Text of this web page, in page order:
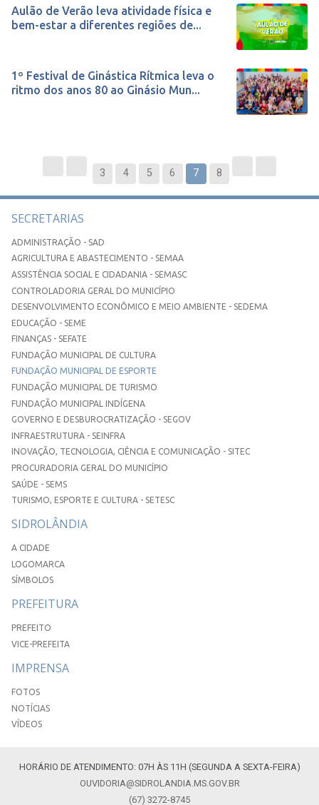
Aulão de Verão leva atividade física e
bem-estar a diferentes regiões de...
1º Festival de Ginástica Rítmica leva o
ritmo dos anos 80 ao Ginásio Mun...
3 4 5 6 7 8
SECRETARIAS
ADMINISTRAÇÃO - SAD
AGRICULTURA E ABASTECIMENTO - SEMAA
ASSISTÊNCIA SOCIAL E CIDADANIA - SEMASC
CONTROLADORIA GERAL DO MUNICÍPIO
DESENVOLVIMENTO ECONÔMICO E MEIO AMBIENTE - SEDEMA
EDUCAÇÃO - SEME
FINANÇAS - SEFATE
FUNDAÇÃO MUNICIPAL DE CULTURA
FUNDAÇÃO MUNICIPAL DE ESPORTE
FUNDAÇÃO MUNICIPAL DE TURISMO
FUNDAÇÃO MUNICIPAL INDÍGENA
GOVERNO E DESBUROCRATIZAÇÃO - SEGOV
INFRAESTRUTURA - SEINFRA
INOVAÇÃO, TECNOLOGIA, CIÊNCIA E COMUNICAÇÃO - SITEC
PROCURADORIA GERAL DO MUNICÍPIO
SAÚDE - SEMS
TURISMO, ESPORTE E CULTURA - SETESC
SIDROLÂNDIA
A CIDADE
LOGOMARCA
SÍMBOLOS
PREFEITURA
PREFEITO
VICE-PREFEITA
IMPRENSA
FOTOS
NOTÍCIAS
VÍDEOS
HORÁRIO DE ATENDIMENTO: 07H ÀS 11H (SEGUNDA A SEXTA-FEIRA)
OUVIDORIA@SIDROLANDIA.MS.GOV.BR
(67) 3272-8745